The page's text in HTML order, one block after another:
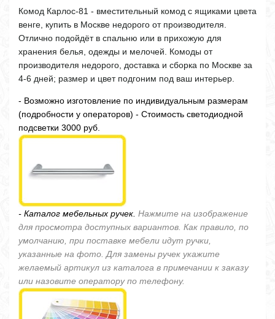
Комод Карлос-81 - вместительный комод с ящиками цвета
венге, купить в Москве недорого от производителя.
Отлично подойдёт в спальню или в прихожую для
хранения белья, одежды и мелочей. Комоды от
производителя недорого, доставка и сборка по Москве за
4-6 дней; размер и цвет подгоним под ваш интерьер.
- Возможно изготовление по индивидуальным размерам
(подробности у операторов) - Стоимость светодиодной
подсветки 3000 руб.
- Каталог мебельных ручек. Нажмите на изображение
для просмотра доступных вариантов. Как правило, по
умолчанию, при поставке мебели идут ручки,
указанные на фото. Для замены ручек укажите
желаемый артикул из каталога в примечании к заказу
или назовите оператору по телефону.